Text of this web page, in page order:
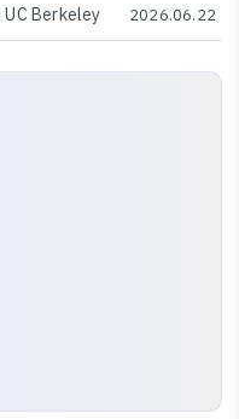
Berkeley 2026.06.22